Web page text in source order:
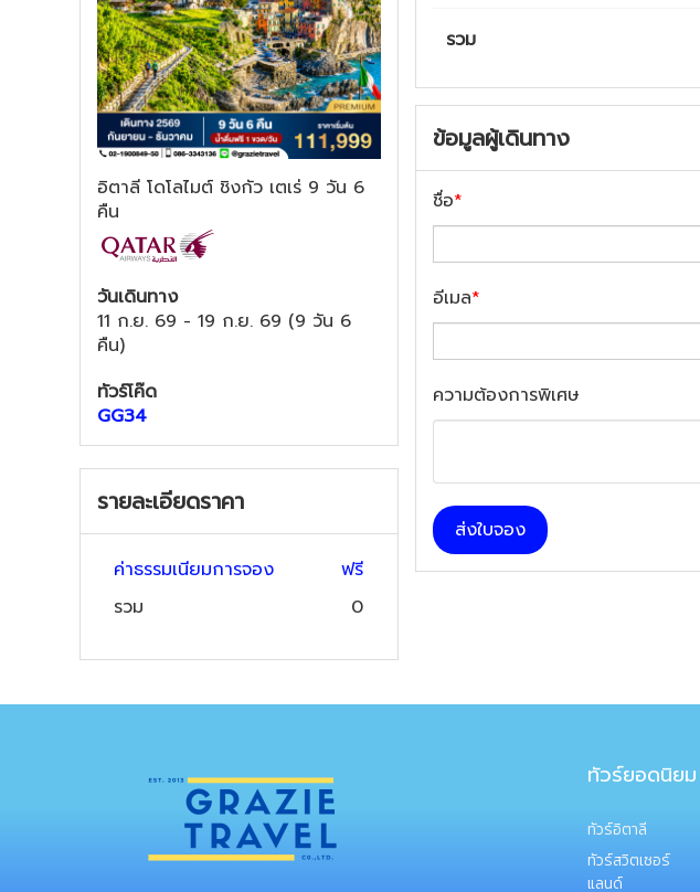
อิตาลี โดโลไมต์ ชิงกัว เตเร่ 9 วัน 6
คืน
วันเดินทาง
11 ก.ย. 69 - 19 ก.ย. 69 (9 วัน 6
คืน)
ทัวร์โค๊ด
GG34
รายละเอียดราคา
ค่าธรรมเนียมการจอง
ฟรี
รวม
0
รวม
ข้อมูลผู้เดินทาง
ชื่อ*
อีเมล*
ความต้องการพิเศษ
ส่งใบจอง
ทัวร์ยอดนิยม
ทัวร์อิตาลี
ทัวร์สวิตเซอร์
แลนด์